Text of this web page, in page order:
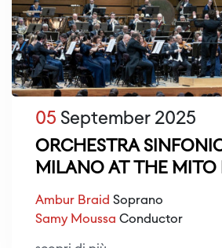
05 September 2025
ORCHESTRA
MILANO AT THE MITO
Ambur Braid Soprano
Samy Moussa Conductor